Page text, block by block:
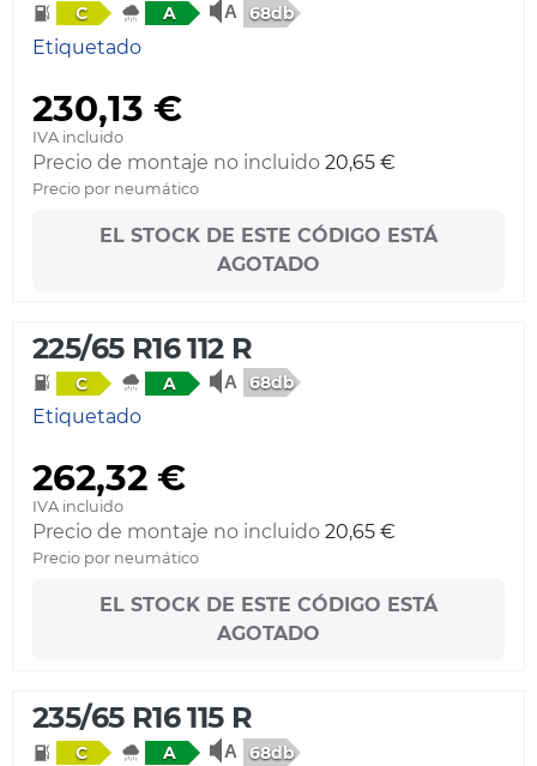
C A 68db
Etiquetado
230,13 €
IVA incluido
Precio de montaje no incluido 20,65 €
Precio por neumático
EL STOCK DE ESTE CÓDIGO ESTÁ
AGOTADO
225/65 R16 112 R
C A 68db
Etiquetado
262,32 €
IVA incluido
Precio de montaje no incluido 20,65 €
Precio por neumático
EL STOCK DE ESTE CÓDIGO ESTÁ
AGOTADO
235/65 R16 115 R
C A 68db